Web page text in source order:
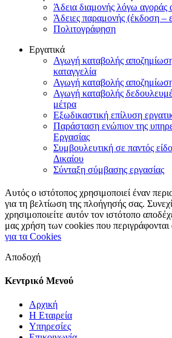
Άδεια διαμονής λόγω αγοράς
Άδειες παραμονής (έκδοση –
Πολιτογράφηση
Εργατικά
Αγωγή καταβολής
καταγγελία
Αγωγή καταβολής
Αγωγή καταβολής
μέτρα
Εξωδικαστική επίλυση
Παράσταση ενώπιον της
Εργασίας
Συμβουλευτική σε παντός
Δικαίου
Σύνταξη σύμβασης εργασίας
Αυτός ο ιστότοπος χρησιμοποιεί έναν
για τη βελτίωση της πλοήγησής σας.
χρησιμοποιείτε αυτόν τον ιστότοπο
μας χρήση των cookies που περιγράφονται
για τα Cookies
Αποδοχή
Κεντρικό Μενού
Αρχική
Η Εταιρεία
Υπηρεσίες